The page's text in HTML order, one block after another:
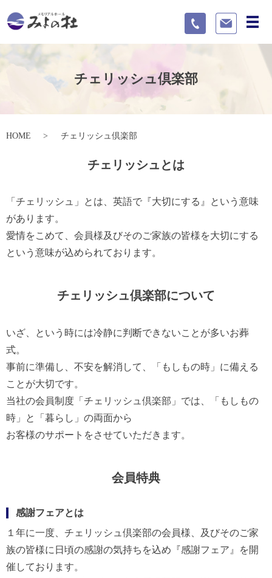
メ
チェリッシュ倶楽部
HOME チェリッシュ倶楽部
チェリッシュとは
「チェリッシュ」とは、英語で『大切にする』という意味
があります。
愛情をこめて、会員様及びそのご家族の皆様を大切にする
という意味が込められております。
チェリッシュ倶楽部について
いざ、という時には冷静に判断できないことが多いお葬
式。
事前に準備し、不安を解消して、「もしもの時」に備える
ことが大切です。
当社の会員制度「チェリッシュ倶楽部」では、「もしもの
時」と「暮らし」の両面から
お客様のサポートをさせていただきます。
会員特典
感謝フェアとは
１年に一度、チェリッシュ倶楽部の会員様、及びそのご家
族の皆様に日頃の感謝の気持ちを込め『感謝フェア』を開
催しております。